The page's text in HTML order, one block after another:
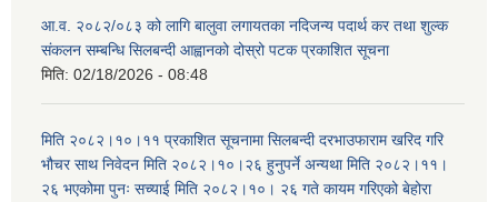
आ.व. २०८२/०८३ को लागि बालुवा लगायतका नदिजन्य पदार्थ कर तथा शुल्क
संकलन सम्बन्धि सिलबन्दी आह्वानको दोस्रो पटक प्रकाशित सूचना
मिति: 02/18/2026 - 08:48
मिति २०८२।१०।११ प्रकाशित सूचनामा सिलबन्दी दरभाउफाराम खरिद गरि
भौचर साथ निवेदन मिति २०८२।१०।२६ हुनुपर्ने अन्यथा मिति २०८२।११।
२६ भएकोमा पुनः सच्याई मिति २०८२।१०। २६ गते कायम गरिएको बेहोरा